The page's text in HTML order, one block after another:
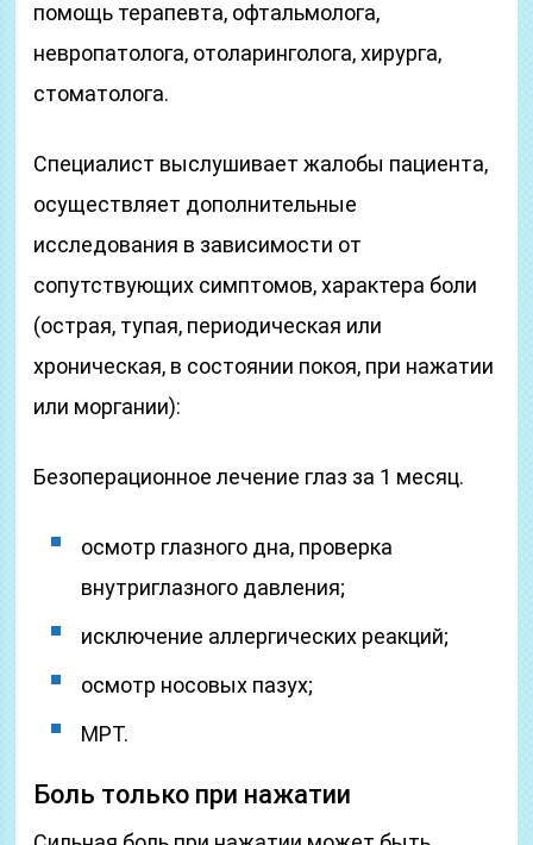
помощь терапевта, офтальмолога,
невропатолога, отоларинголога, хирурга,
стоматолога.
Специалист выслушивает жалобы пациента,
осуществляет дополнительные
исследования в зависимости от
сопутствующих симптомов, характера боли
(острая, тупая, периодическая или
хроническая, в состоянии покоя, при нажатии
или моргании):
Безоперационное лечение глаз за 1 месяц.
осмотр глазного дна, проверка
внутриглазного давления;
исключение аллергических реакций;
осмотр носовых пазух;
МРТ.
Боль только при нажатии